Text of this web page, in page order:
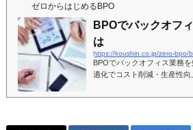
ゼロからはじめるBPO
BPOでバックオフ
は
https://koushin.co.jp/zero-bpo/
BPOでバックオフィス業務
適化でコスト削減・生産性